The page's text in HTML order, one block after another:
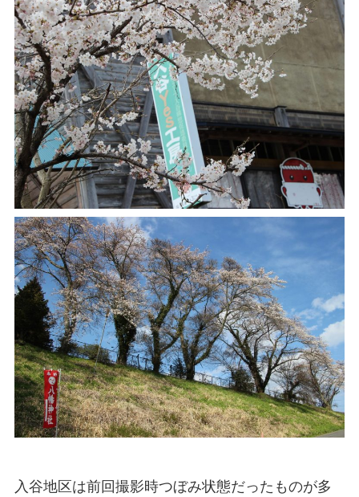
入谷地区は前回撮影時つぼみ状態だったものが多